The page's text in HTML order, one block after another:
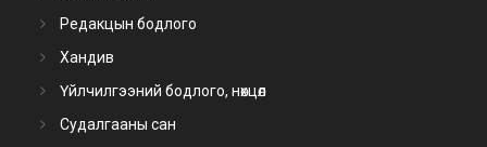
Редакцын бодлого
Хандив
Үйлчилгээний бодлого, нөхцөл
Судалгааны сан